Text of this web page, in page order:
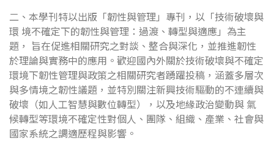
二、本學刊特以出版「韌性與管理」專刊，以「技術破壞與
環 境不確定下的韌性與管理：過渡、轉型與適應」為主
題， 旨在促進相關研究之對談、整合與深化，並推進韌性
於理論與實務中的應用。歡迎國內外關於技術破壞與不確定
環境下韌性管理與政策之相關研究者踴躍投稿，涵蓋多層次
與多情境之韌性議題，並特別關注新興技術驅動的不連續與
破壞（如人工智慧與數位轉型），以及地緣政治變動與 氣
候轉型等環境不確定性對個人、團隊、組織、產業、社會與
國家系統之調適歷程與影響。